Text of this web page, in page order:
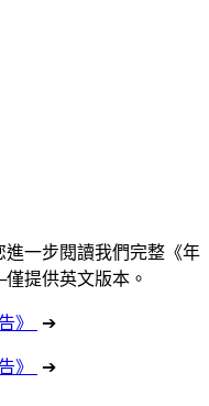
一步閱讀我們完整《年
提供英文版本。
》 ➔
》 ➔